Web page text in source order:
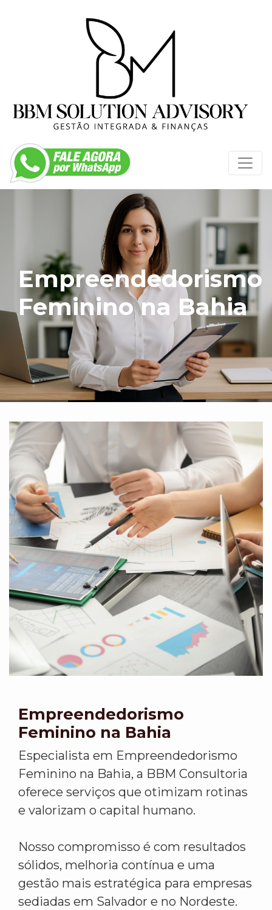
Empreendedorismo
Feminino na Bahia
Empreendedorismo
Feminino na Bahia
Especialista em Empreendedorismo
Feminino na Bahia, a BBM Consultoria
oferece serviços que otimizam rotinas
e valorizam o capital humano.
Nosso compromisso é com resultados
sólidos, melhoria contínua e uma
gestão mais estratégica para empresas
sediadas em Salvador e no Nordeste.